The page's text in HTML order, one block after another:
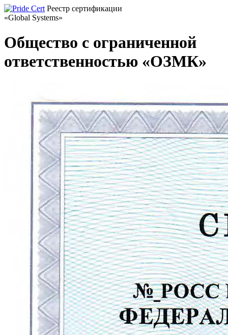
Реестр сертификации
«Global Systems»
Общество с ограниченной
ответственностью «ОЗМК»